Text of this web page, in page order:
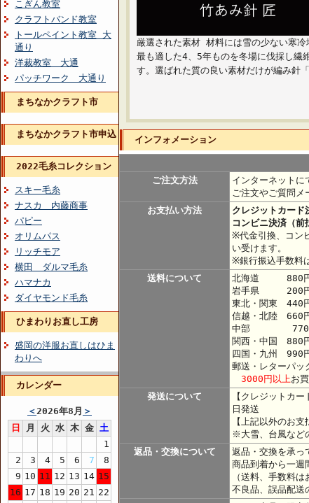
こぎん教室
クラフトバンド教室
トールペイント教室 大
通り
洋裁教室 大通
パッチワーク 大通り
まちなかクラフト市
まちなかクラフト市申込
2022毛糸コレクション
スキー毛糸
ナスカ 内藤商事
パピー
オリムパス
リッチモア
横田 ダルマ毛糸
ハマナカ
ダイヤモンド毛糸
ひまわりお直し工房
盛岡の洋服お直しはひま
わりへ
カレンダー
＜2026年8月 ＞
日
月 火 水 木 金 土
1
2
3 4 5 6 7
8
9 10 11 12 13 14 15
16 17 18 19 20 21 22
厳選された素材 材料には雪の少ない寒
最も適した4、5年ものを冬場に伐採し繊
す。選ばれた質の良い素材だけが編み針
インフォメーション
ご注文方法
インターネットに
ご注文やご質問メ
お支払い方法
クレジットカード
コンビニ決済（前
※代金引換、コン
い受けます。
※銀行振込手数料
送料について
北海道 880
岩手県 200
東北・関東 440
信越・北陸 660
中部 770
関西・中国 880
四国・九州 990
郵送・レターパッ
3000円以上お
発送について
【クレジットカ
日発送
【上記以外のお
※大雪、台風など
返品・交換について
返品・交換を承っ
商品到着から一週
（送料、手数料
不良品、誤品配送